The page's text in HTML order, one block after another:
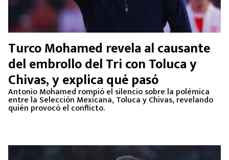
Turco Mohamed revela al causante
del embrollo del Tri con Toluca y
Chivas, y explica qué pasó
Antonio Mohamed rompió el silencio sobre la polémica
entre la Selección Mexicana, Toluca y Chivas, revelando
quién provocó el conflicto.